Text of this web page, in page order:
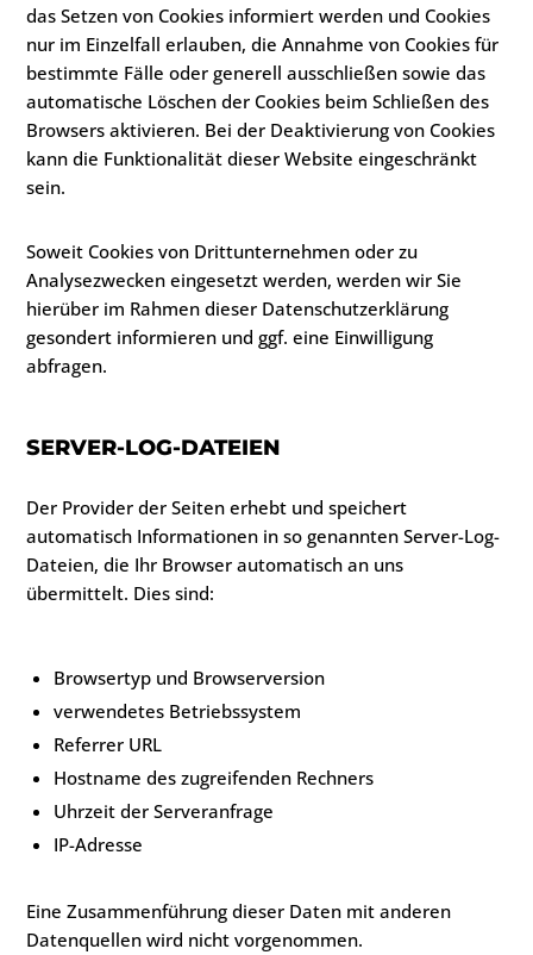
das Setzen von Cookies informiert werden und Cookies
nur im Einzelfall erlauben, die Annahme von Cookies für
bestimmte Fälle oder generell ausschließen sowie das
automatische Löschen der Cookies beim Schließen des
Browsers aktivieren. Bei der Deaktivierung von Cookies
kann die Funktionalität dieser Website eingeschränkt
sein.
Soweit Cookies von Drittunternehmen oder zu
Analysezwecken eingesetzt werden, werden wir Sie
hierüber im Rahmen dieser Datenschutzerklärung
gesondert informieren und ggf. eine Einwilligung
abfragen.
SERVER-LOG-DATEIEN
Der Provider der Seiten erhebt und speichert
automatisch Informationen in so genannten Server-Log-
Dateien, die Ihr Browser automatisch an uns
übermittelt. Dies sind:
Browsertyp und Browserversion
verwendetes Betriebssystem
Referrer URL
Hostname des zugreifenden Rechners
Uhrzeit der Serveranfrage
IP-Adresse
Eine Zusammenführung dieser Daten mit anderen
Datenquellen wird nicht vorgenommen.